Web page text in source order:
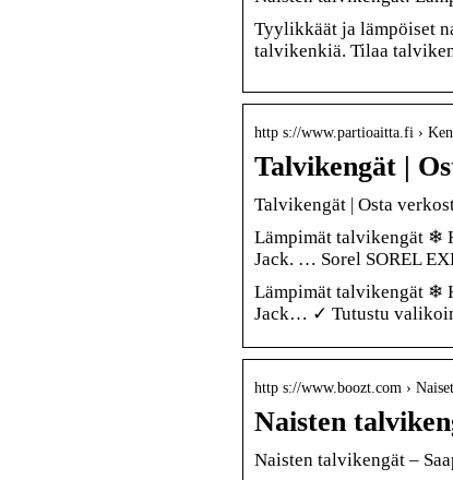
Tyylikkäät ja lämpöiset
talvikenkiä. Tilaa
http s://www.partioaitta.fi ›
Talvikengät |
Talvikengät | Osta
Lämpimät talvikengät ❄
Jack. … Sorel SOREL
Lämpimät talvikengät ❄
Jack… ✓ Tutustu
http s://www.boozt.com ›
Naisten
Naisten talvikengät –